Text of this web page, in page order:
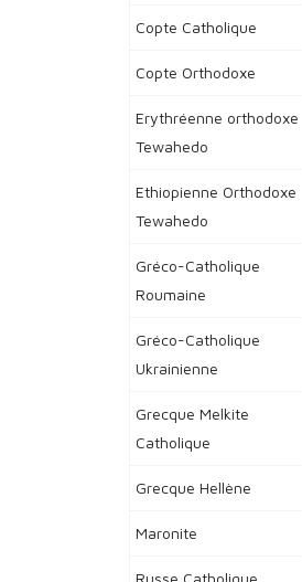
Copte Catholique
Copte Orthodoxe
Erythréenne orthodoxe
Tewahedo
Ethiopienne Orthodoxe
Tewahedo
Gréco-Catholique
Roumaine
Gréco-Catholique
Ukrainienne
Grecque Melkite
Catholique
Grecque Hellène
Maronite
Russe Catholique